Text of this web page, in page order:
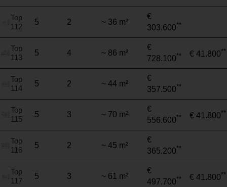
Top
112
5 2 ~ 36 m²
€
303.600**
Top
113
5 4 ~ 86 m²
€
728.100** € 41.800**
Top
114
5 2 ~ 44 m²
€
357.500**
Top
115
5 3 ~ 70 m²
€
556.600** € 41.800**
Top
116
5 2 ~ 45 m²
€
365.200**
Top
117
5 3 ~ 61 m²
€
497.700** € 41.800**